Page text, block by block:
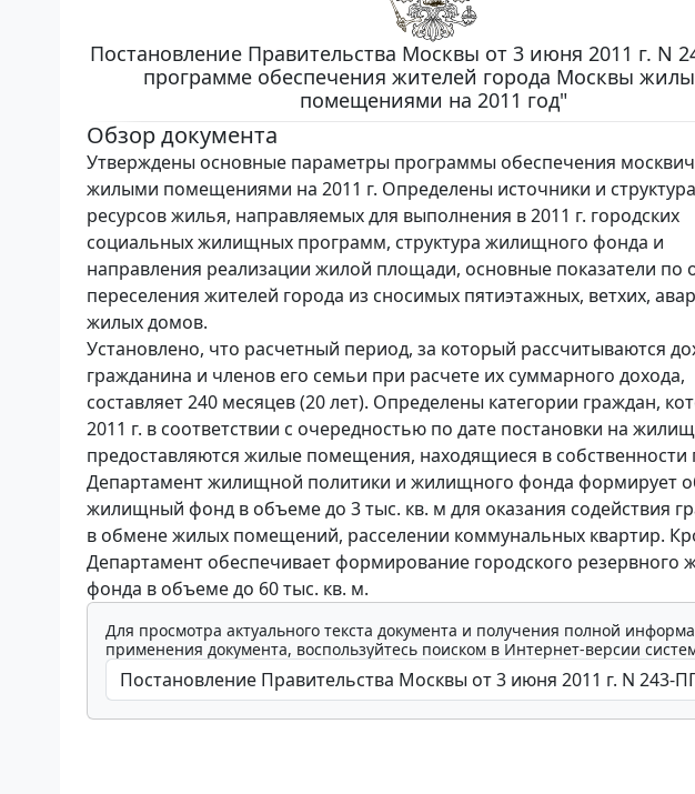
Постановление Правительства Москвы от 3 июня 2011 г. N
программе обеспечения жителей города Москвы
помещениями на 2011 год"
Обзор документа
Утверждены основные параметры программы обеспечения
жилыми помещениями на 2011 г. Определены источники и структура
ресурсов жилья, направляемых для выполнения в 2011 г. городских
социальных жилищных программ, структура жилищного фонда и
направления реализации жилой площади, основные показатели по
переселения жителей города из сносимых пятиэтажных, ветхих,
жилых домов.
Установлено, что расчетный период, за который рассчитываются
гражданина и членов его семьи при расчете их суммарного дохода,
составляет 240 месяцев (20 лет). Определены категории граждан,
2011 г. в соответствии с очередностью по дате постановки на
предоставляются жилые помещения, находящиеся в собственности
Департамент жилищной политики и жилищного фонда формирует
жилищный фонд в объеме до 3 тыс. кв. м для оказания содействия
в обмене жилых помещений, расселении коммунальных квартир.
Департамент обеспечивает формирование городского резервного
фонда в объеме до 60 тыс. кв. м.
Для просмотра актуального текста документа и получения полной
применения документа, воспользуйтесь поиском в Интернет-версии